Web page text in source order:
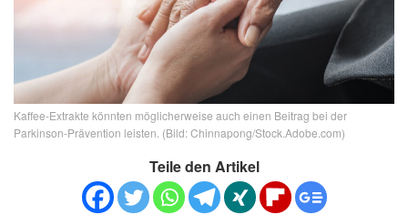
Kaffee-Extrakte könnten möglicherweise auch einen Beitrag bei der
Parkinson-Prävention leisten. (Bild: Chinnapong/Stock.Adobe.com)
Teile den Artikel